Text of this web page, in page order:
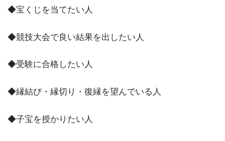
◆宝くじを当てたい人
◆競技大会で良い結果を出したい人
◆受験に合格したい人
◆縁結び・縁切り・復縁を望んでいる人
◆子宝を授かりたい人